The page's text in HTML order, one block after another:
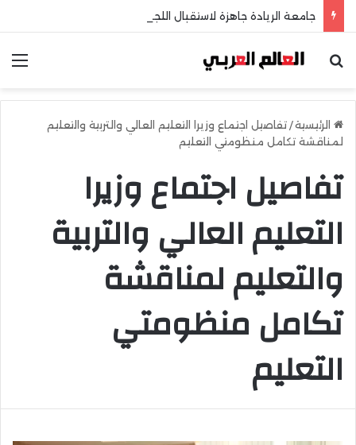
بحث عن
الرئيسية/ تفاصيل اجتماع وزيرا التعليم العالي والتربية والتعليم
لمناقشة تكامل منظومتي التعليم
تفاصيل اجتماع وزيرا
التعليم العالي والتربية
والتعليم لمناقشة
تكامل منظومتي
التعليم